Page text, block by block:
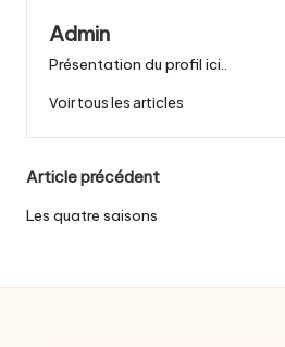
Admin
Présentation du profil ici..
Voir tous les articles
Post
navigation
Article précédent
Les quatre saisons